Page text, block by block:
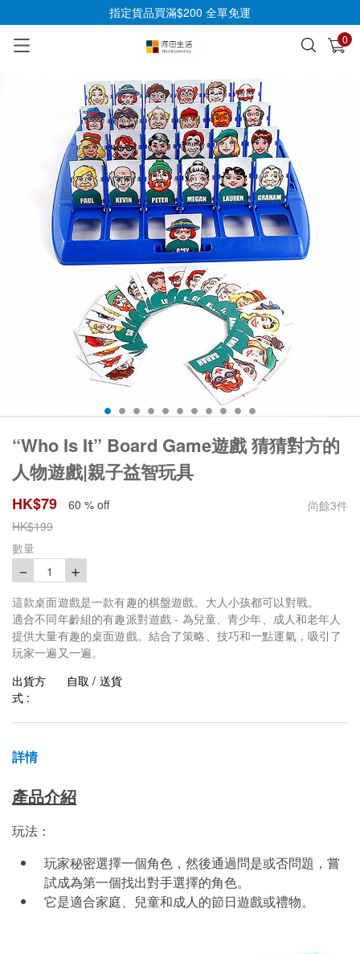
指定貨品買滿$200 全單免運
0
已加入購物車 查看
“Who Is It” Board Game遊戲 猜猜對方的
人物遊戲|親子益智玩具
HK$79 60 % off 尚餘3件
HK$199
數量
－ 1 ＋
這款桌面遊戲是一款有趣的棋盤遊戲。大人小孩都可以對戰。
適合不同年齡組的有趣派對遊戲 - 為兒童、青少年、成人和老年人
提供大量有趣的桌面遊戲。結合了策略、技巧和一點運氣，吸引了
玩家一遍又一遍。
出貨方
式 :
自取 / 送貨
詳情
產品介紹
玩法：
玩家秘密選擇一個角色，然後通過問是或否問題，嘗
試成為第一個找出對手選擇的角色。
它是適合家庭、兒童和成人的節日遊戲或禮物。